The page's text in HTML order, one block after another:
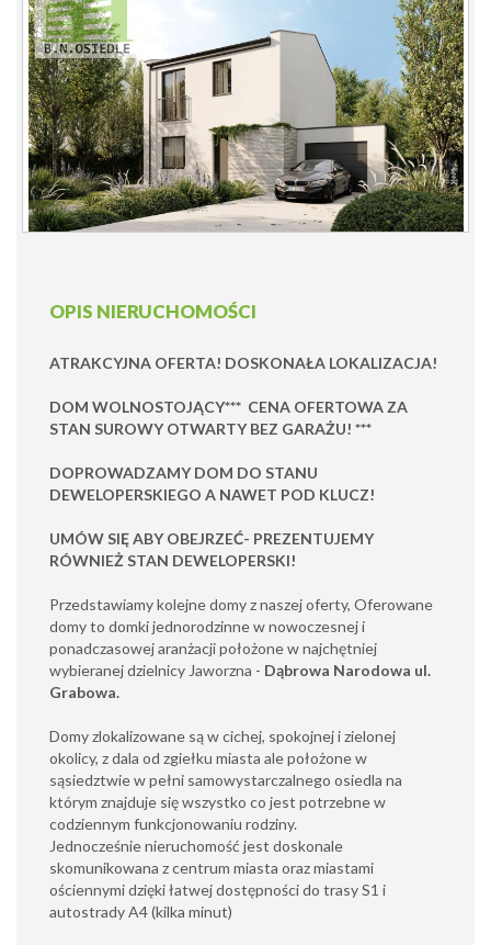
OPIS NIERUCHOMOŚCI
ATRAKCYJNA OFERTA! DOSKONAŁA LOKALIZACJA!
DOM WOLNOSTOJĄCY*** CENA OFERTOWA ZA
STAN SUROWY OTWARTY BEZ GARAŻU! ***
DOPROWADZAMY DOM DO STANU
DEWELOPERSKIEGO A NAWET POD KLUCZ!
UMÓW SIĘ ABY OBEJRZEĆ- PREZENTUJEMY
RÓWNIEŻ STAN DEWELOPERSKI!
Przedstawiamy kolejne domy z naszej oferty, Oferowane
domy to domki jednorodzinne w nowoczesnej i
ponadczasowej aranżacji położone w najchętniej
wybieranej dzielnicy Jaworzna - Dąbrowa Narodowa ul.
Grabowa.
Domy zlokalizowane są w cichej, spokojnej i zielonej
okolicy, z dala od zgiełku miasta ale położone w
sąsiedztwie w pełni samowystarczalnego osiedla na
którym znajduje się wszystko co jest potrzebne w
codziennym funkcjonowaniu rodziny.
Jednocześnie nieruchomość jest doskonale
skomunikowana z centrum miasta oraz miastami
ościennymi dzięki łatwej dostępności do trasy S1 i
autostrady A4 (kilka minut)